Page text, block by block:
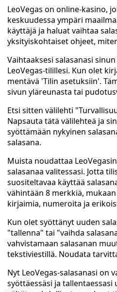
LeoVegas on online-kasino,
keskuudessa ympäri
käyttäjä ja haluat vaihtaa
yksityiskohtaiset ohjeet,
Vaihtaaksesi salasanasi
LeoVegas-tilillesi. Kun olet
mentävä 'Tilin asetuksiin'.
sivun yläreunasta tai
Etsi sitten välilehti
Napsauta tätä välilehteä ja
syöttämään nykyinen
salasana.
Muista noudattaa
salasanaa valitessasi. Jotta
suositeltavaa käyttää
vähintään 8 merkkiä,
kirjaimia, numeroita ja
Kun olet syöttänyt uuden
"tallenna" tai "vaihda
vahvistamaan salasanan
tekstiviestillä. Noudata
Nyt LeoVegas-salasanasi on
syöttäessäsi ja tallentaessasi